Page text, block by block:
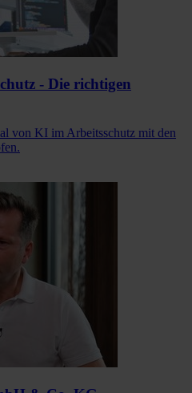
- Die richtigen
von KI im Arbeitsschutz mit den